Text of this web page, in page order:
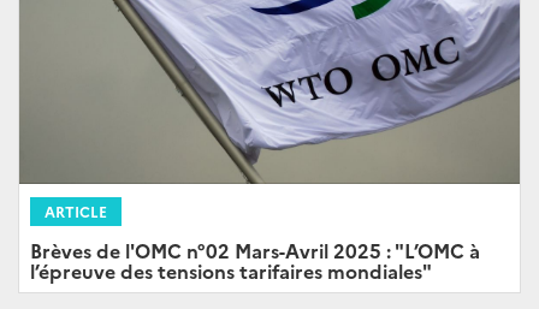
ARTICLE
Brèves de l'OMC n°02 Mars-Avril 2025 : "L’OMC à
l’épreuve des tensions tarifaires mondiales"